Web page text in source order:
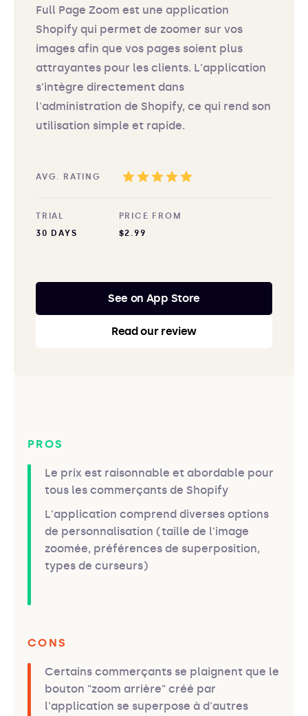
Full Page Zoom est une application
Shopify qui permet de zoomer sur vos
images afin que vos pages soient plus
attrayantes pour les clients. L'application
s'intègre directement dans
l'administration de Shopify, ce qui rend son
utilisation simple et rapide.
AVG. RATING
TRIAL
30 DAYS
PRICE FROM
$2.99
See on App Store
Read our review
PROS
Le prix est raisonnable et abordable pour
tous les commerçants de Shopify
L'application comprend diverses options
de personnalisation (taille de l'image
zoomée, préférences de superposition,
types de curseurs)
CONS
Certains commerçants se plaignent que le
bouton "zoom arrière" créé par
l'application se superpose à d'autres